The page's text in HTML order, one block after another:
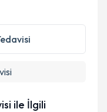
ile İlgili